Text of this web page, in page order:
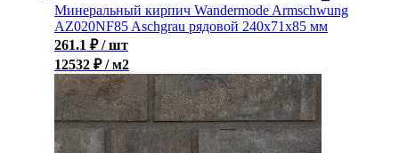
Минеральный кирпич Wandermode Armschwung
AZ020NF85 Aschgrau рядовой 240x71x85 мм
261.1 ₽ / шт
12532 ₽ / м2